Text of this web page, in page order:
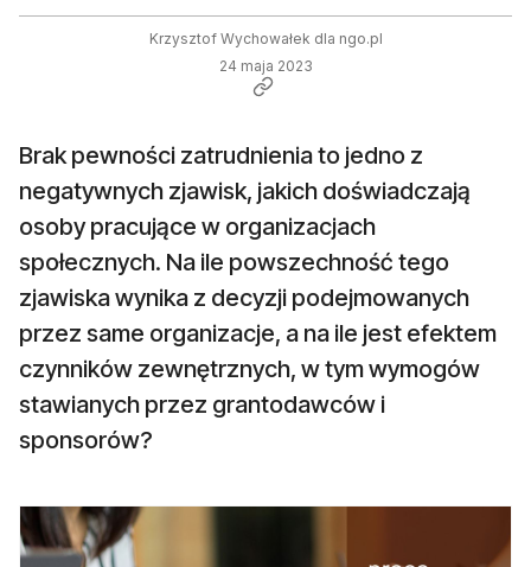
Krzysztof Wychowałek dla ngo.pl
24 maja 2023
Brak pewności zatrudnienia to jedno z
negatywnych zjawisk, jakich doświadczają
osoby pracujące w organizacjach
społecznych. Na ile powszechność tego
zjawiska wynika z decyzji podejmowanych
przez same organizacje, a na ile jest efektem
czynników zewnętrznych, w tym wymogów
stawianych przez grantodawców i
sponsorów?